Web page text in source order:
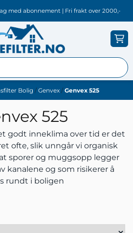
med abonnement | Fri frakt over 2000,-
Bolig / Genvex / Genvex 525
525
godt inneklima over tid er det
ofte, slik unngår vi organisk
sporer og muggsopp legger
kanalene og som risikerer å
rundt i boligen